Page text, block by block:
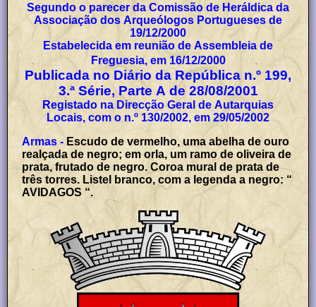
Segundo o parecer da Comissão de Heráldica da
Associação dos Arqueólogos Portugueses de
19/12/2000
Estabelecida em reunião de Assembleia de
Freguesia, em 16/12/2000
Publicada no Diário da República n.º 199,
3.ª Série, Parte A de 28/08/2001
Registado na Direcção Geral de Autarquias
Locais, com o n.º 130/2002, em 29/05/2002
Armas - Escudo de vermelho, uma abelha de ouro
realçada de negro; em orla, um ramo de oliveira de
prata, frutado de negro. Coroa mural de prata de
três torres. Listel branco, com a legenda a negro: “
AVIDAGOS “.